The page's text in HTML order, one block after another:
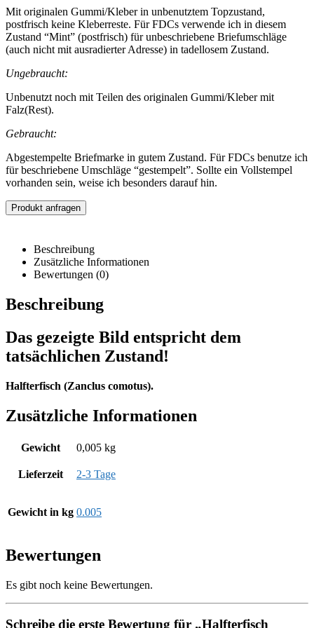
Mit originalen Gummi/Kleber in unbenutztem Topzustand,
postfrisch keine Kleberreste. Für FDCs verwende ich in diesem
Zustand “Mint” (postfrisch) für unbeschriebene Briefumschläge
(auch nicht mit ausradierter Adresse) in tadellosem Zustand.
Ungebraucht:
Unbenutzt noch mit Teilen des originalen Gummi/Kleber mit
Falz(Rest).
Gebraucht:
Abgestempelte Briefmarke in gutem Zustand. Für FDCs benutze ich
für beschriebene Umschläge “gestempelt”. Sollte ein Vollstempel
vorhanden sein, weise ich besonders darauf hin.
Produkt anfragen
Beschreibung
Zusätzliche Informationen
Bewertungen (0)
Beschreibung
Das gezeigte Bild entspricht dem
tatsächlichen Zustand!
Halfterfisch (Zanclus comotus).
Zusätzliche Informationen
Gewicht 0,005 kg
Lieferzeit 2-3 Tage
Gewicht in kg 0.005
Bewertungen
Es gibt noch keine Bewertungen.
Schreibe die erste Bewertung für „Halfterfisch